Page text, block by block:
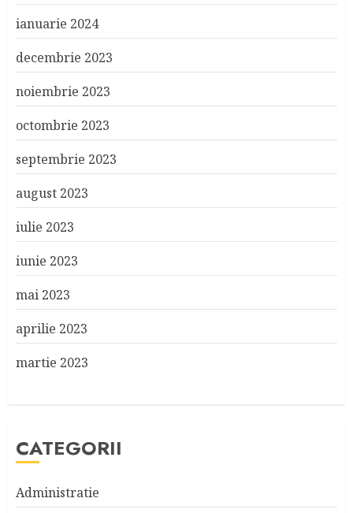
ianuarie 2024
decembrie 2023
noiembrie 2023
octombrie 2023
septembrie 2023
august 2023
iulie 2023
iunie 2023
mai 2023
aprilie 2023
martie 2023
CATEGORII
Administratie